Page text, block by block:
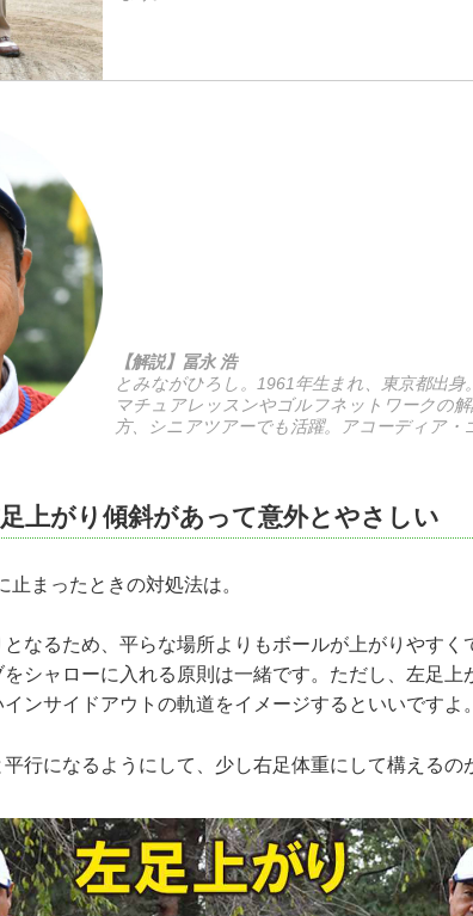
【解説】冨永 浩
とみながひろし。1961年生まれ、東京都出身
マチュアレッスンやゴルフネットワークの
方、シニアツアーでも活躍。アコーディア・
足上がり傾斜があって意外とやさしい
まったときの対処法は。
なるため、平らな場所よりもボールが上がりやすく
シャローに入れる原則は一緒です。ただし、左足上
ンサイドアウトの軌道をイメージするといいですよ
行になるようにして、少し右足体重にして構えるの